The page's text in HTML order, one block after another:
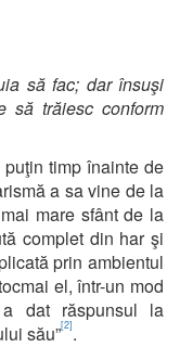
să fac; dar însuşi
să trăiesc conform
timp înainte de
a sa vine de la
mare sfânt de la
complet din har şi
prin ambientul
el, într-un mod
dat răspunsul la
său”[2].